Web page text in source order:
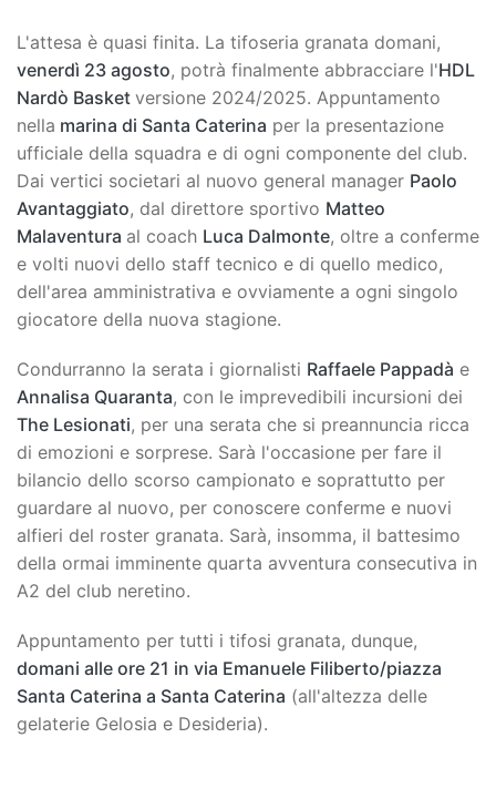
L'attesa è quasi finita. La tifoseria granata domani,
venerdì 23 agosto, potrà finalmente abbracciare l'HDL
Nardò Basket versione 2024/2025. Appuntamento
nella marina di Santa Caterina per la presentazione
ufficiale della squadra e di ogni componente del club.
Dai vertici societari al nuovo general manager Paolo
Avantaggiato, dal direttore sportivo Matteo
Malaventura al coach Luca Dalmonte, oltre a conferme
e volti nuovi dello staff tecnico e di quello medico,
dell'area amministrativa e ovviamente a ogni singolo
giocatore della nuova stagione.
Condurranno la serata i giornalisti Raffaele Pappadà e
Annalisa Quaranta, con le imprevedibili incursioni dei
The Lesionati, per una serata che si preannuncia ricca
di emozioni e sorprese. Sarà l'occasione per fare il
bilancio dello scorso campionato e soprattutto per
guardare al nuovo, per conoscere conferme e nuovi
alfieri del roster granata. Sarà, insomma, il battesimo
della ormai imminente quarta avventura consecutiva in
A2 del club neretino.
Appuntamento per tutti i tifosi granata, dunque,
domani alle ore 21 in via Emanuele Filiberto/piazza
Santa Caterina a Santa Caterina (all'altezza delle
gelaterie Gelosia e Desideria).